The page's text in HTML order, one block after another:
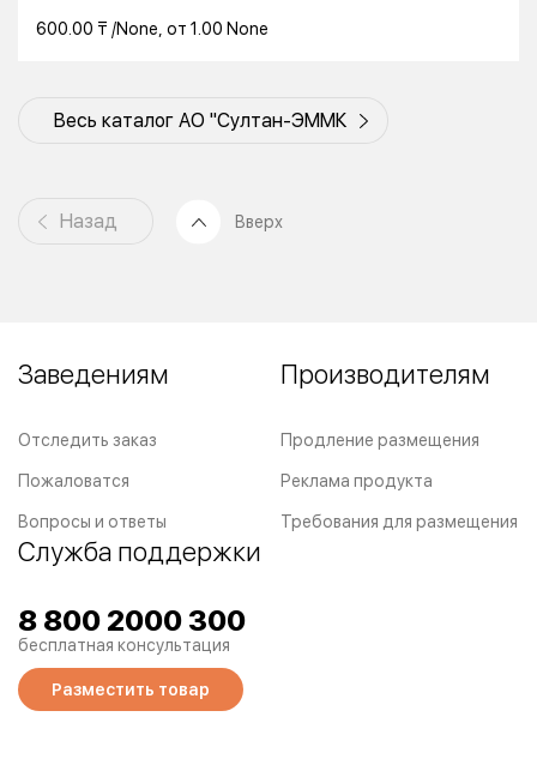
600.00 ₸ /None, от 1.00 None
Весь каталог АО "Султан-ЭММК
Назад Вверх
Заведениям
Отследить заказ
Пожаловатся
Вопросы и ответы
Производителям
Продление размещения
Реклама продукта
Требования для размещения
Служба поддержки
8 800 2000 300
бесплатная консультация
Разместить товар